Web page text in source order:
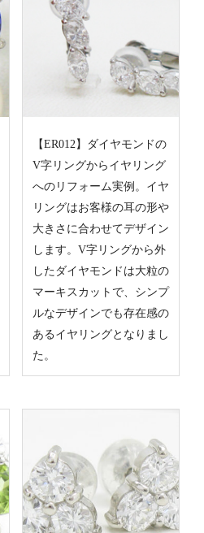
【ER012】ダイヤモンドの
V字リングからイヤリング
へのリフォーム実例。イヤ
リングはお客様の耳の形や
大きさに合わせてデザイン
します。V字リングから外
したダイヤモンドは大粒の
マーキスカットで、シンプ
ルなデザインでも存在感の
あるイヤリングとなりまし
た。